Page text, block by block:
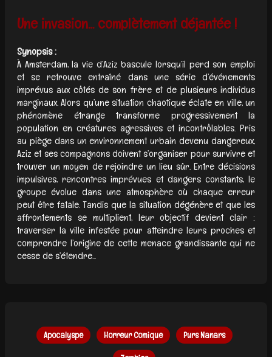
Une invasion… complètement déjantée !
Synopsis :
À Amsterdam, la vie d’Aziz bascule lorsqu’il perd son emploi
et se retrouve entraîné dans une série d’événements
imprévus aux côtés de son frère et de plusieurs individus
marginaux. Alors qu’une situation chaotique éclate en ville, un
phénomène étrange transforme progressivement la
population en créatures agressives et incontrôlables. Pris
au piège dans un environnement urbain devenu dangereux,
Aziz et ses compagnons doivent s’organiser pour survivre et
trouver un moyen de rejoindre un lieu sûr. Entre décisions
impulsives, rencontres imprévues et dangers constants, le
groupe évolue dans une atmosphère où chaque erreur
peut être fatale. Tandis que la situation dégénère et que les
affrontements se multiplient, leur objectif devient clair :
traverser la ville infestée pour atteindre leurs proches et
comprendre l’origine de cette menace grandissante qui ne
cesse de s’étendre...
Apocalyspe Horreur Comique Purs Nanars